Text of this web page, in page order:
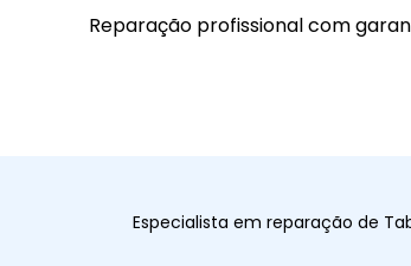
Reparação profissional com
Especialista em reparação de